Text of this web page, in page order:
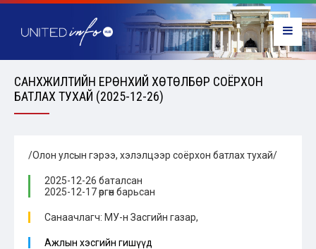
САНХҮҮЖИЛТИЙН ЕРӨНХИЙ ХӨТӨЛБӨР СОЁРХОН
БАТЛАХ ТУХАЙ (2025-12-26)
/Олон улсын гэрээ, хэлэлцээр соёрхон батлах тухай/
2025-12-26 баталсан
2025-12-17 өргөн барьсан
Санаачлагч: МУ-н Засгийн газар,
Ажлын хэсгийн гишүүд